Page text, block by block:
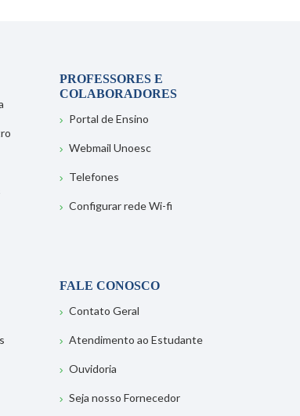
PROFESSORES E
COLABORADORES
Portal de Ensino
Webmail Unoesc
Telefones
Configurar rede Wi-fi
FALE CONOSCO
Contato Geral
Atendimento ao Estudante
Ouvidoria
Seja nosso Fornecedor